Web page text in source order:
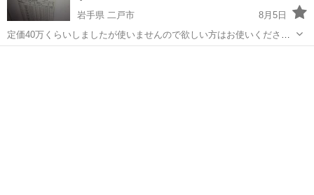
岩手県 二戸市
8月5日
定価40万くらいしましたが使いませんので欲しい方はお使いくださ
い。 エコエアコンで電気が節約できます。 天井にはめ込むタイプで